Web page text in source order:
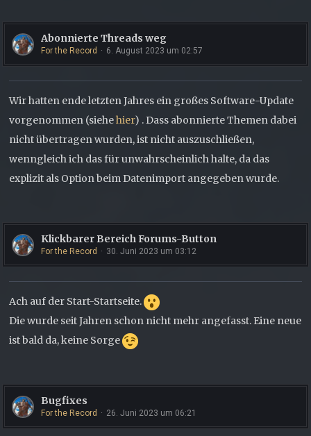
Abonnierte Threads weg
For the Record 6. August 2023 um 02:57
Wir hatten ende letzten Jahres ein großes Software-Update
vorgenommen (siehehier) . Dass abonnierte Themen dabei
nicht übertragen wurden, ist nicht auszuschließen,
wenngleich ich das für unwahrscheinlich halte, da das
explizit als Option beim Datenimport angegeben wurde.
Klickbarer Bereich Forums-Button
For the Record 30. Juni 2023 um 03:12
Ach auf der Start-Startseite.
Die wurde seit Jahren schon nicht mehr angefasst. Eine neue
ist bald da, keine Sorge
Bugfixes
For the Record 26. Juni 2023 um 06:21